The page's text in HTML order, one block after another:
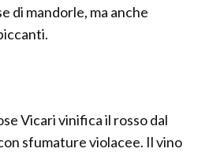
di mandorle, ma anche
Vicari vinifica il rosso dal
sfumature violacee. Il vino